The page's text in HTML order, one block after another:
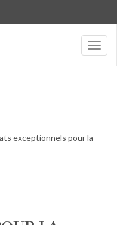
exceptionnels pour la